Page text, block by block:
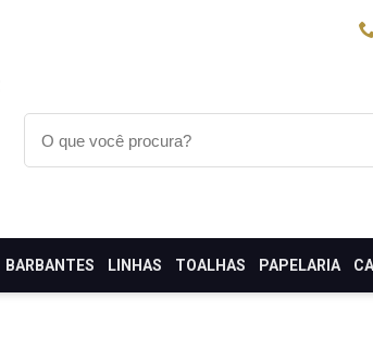
BARBANTES LINHAS TOALHAS PAPELARIA